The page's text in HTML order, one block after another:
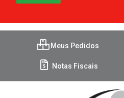
Meus Pedidos
Notas Fiscais